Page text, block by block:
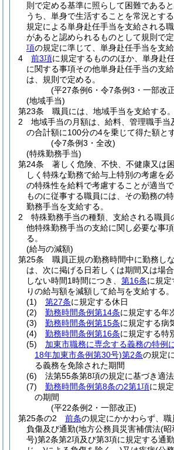
則で定める基準に照らして困難である
うち、単身で生活することを常況とす
規定による単身赴任手当を支給される
があると認められるものとして規則で定
項の規定に準じて、単身赴任手当を支給
4
前3項に規定するもののほか、単身赴
に関する事項その他単身赴任手当の支
は、規則で定める。
(平27条例6・令7条例3・一部改
(地域手当)
第23条
職員には、地域手当を支給する。
2
地域手当の月額は、給料、管理職手当
の合計額に100分の4を乗じて得た額とす
(令7条例3・全改)
(特殊勤務手当)
第24条
著しく危険、不快、不健康又は
しく特殊な勤務で給与上特別の考慮を
の特殊性を給料で考慮することが適当
ものに従事する職員には、その勤務の
勤務手当を支給する。
2
特殊勤務手当の種類、支給される職員
他特殊勤務手当の支給に関し必要な事
る。
(給与の減額)
第25条
職員正規の勤務時間中に勤務し
は、次に掲げる日若しくは期間又は場
しない時間1時間につき、 第16条に規定
りの給与額を減額して給与を支給する。
(1)
第27条に規定する休日
(2)
勤務時間条例第14条に規定する年
(3)
勤務時間条例第15条に規定する病
(4)
勤務時間条例第16条に規定する特
(5)
加東市職務に専念する義務の特例
18年加東市条例第30号)第2条の規定
る義務を免除された期間
(6)
法第55条第8項の規定に基づき適
(7)
勤務時間条例第8条の2第1項に規
の期間
(平22条例2・一部改正)
第25条の2
前条の規定にかかわらず、職
負傷及び通勤(地方公務員災害補償法(昭
号)第2条第2項及び第3項に規定する通